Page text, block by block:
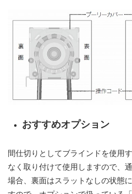
おすすめオプション
間仕切りとしてブラインドを使用
なく取り付けて使用しますので、
場合、裏面はスラットなしの状態